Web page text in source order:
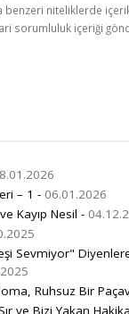
benzeri niteliklerde
sorumluluk içeriği
– 1 - 06.01.2026
Kayıp Nesil -
Sevmiyor"
Ruhsuz Bir
ve Bizi Yakan